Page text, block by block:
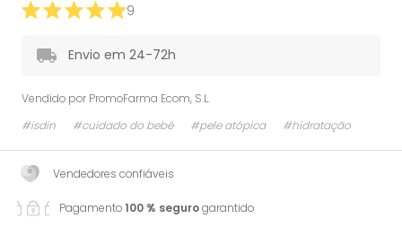
9
Envio em 24-72h
Vendido por PromoFarma Ecom, S.L.
#isdin
#cuidado do bebé #pele atópica #hidratação
Vendedores confiáveis
Pagamento100 % segurogarantido